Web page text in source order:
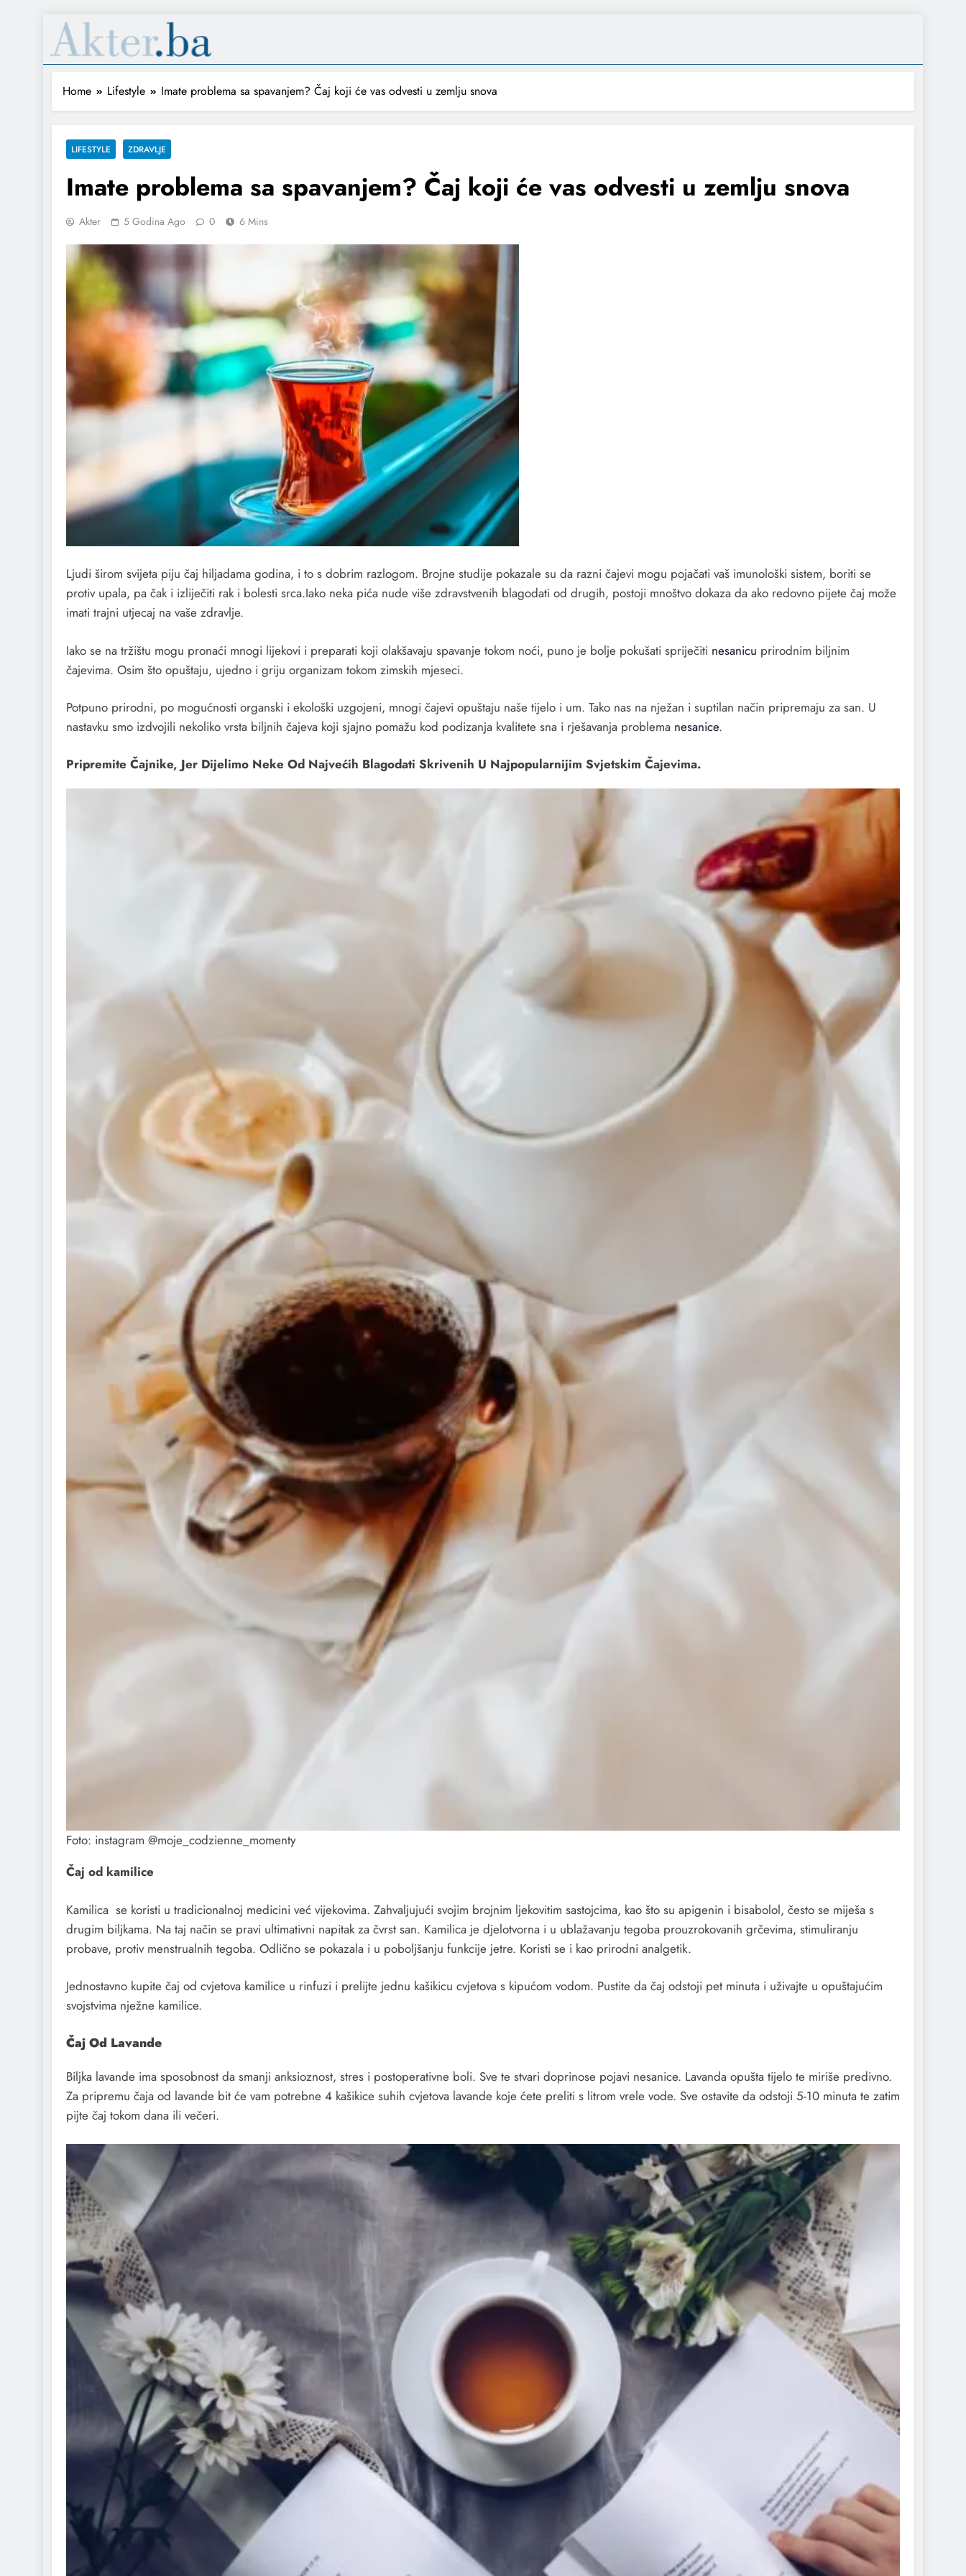
Home Lifestyle Imate problema sa spavanjem? Čaj koji će vas odvesti u zemlju snova
LIFESTYLE ZDRAVLJE
Imate problema sa spavanjem? Čaj koji će vas odvesti u zemlju snova
Akter 5 Godina Ago 0 6 Mins
Ljudi širom svijeta piju čaj hiljadama godina, i to s dobrim razlogom. Brojne studije pokazale su da razni čajevi mogu pojačati vaš imunološki sistem, boriti se
protiv upala, pa čak i izliječiti rak i bolesti srca.Iako neka pića nude više zdravstvenih blagodati od drugih, postoji mnoštvo dokaza da ako redovno pijete čaj može
imati trajni utjecaj na vaše zdravlje.
Iako se na tržištu mogu pronaći mnogi lijekovi i preparati koji olakšavaju spavanje tokom noći, puno je bolje pokušati spriječiti nesanicu prirodnim biljnim
čajevima. Osim što opuštaju, ujedno i griju organizam tokom zimskih mjeseci.
Potpuno prirodni, po mogućnosti organski i ekološki uzgojeni, mnogi čajevi opuštaju naše tijelo i um. Tako nas na nježan i suptilan način pripremaju za san. U
nastavku smo izdvojili nekoliko vrsta biljnih čajeva koji sjajno pomažu kod podizanja kvalitete sna i rješavanja problema nesanice.
Pripremite Čajnike, Jer Dijelimo Neke Od Najvećih Blagodati Skrivenih U Najpopularnijim Svjetskim Čajevima.
Foto: instagram @moje_codzienne_momenty
Čaj od kamilice
Kamilica se koristi u tradicionalnoj medicini već vijekovima. Zahvaljujući svojim brojnim ljekovitim sastojcima, kao što su apigenin i bisabolol, često se miješa s
drugim biljkama. Na taj način se pravi ultimativni napitak za čvrst san. Kamilica je djelotvorna i u ublažavanju tegoba prouzrokovanih grčevima, stimuliranju
probave, protiv menstrualnih tegoba. Odlično se pokazala i u poboljšanju funkcije jetre. Koristi se i kao prirodni analgetik.
Jednostavno kupite čaj od cvjetova kamilice u rinfuzi i prelijte jednu kašikicu cvjetova s kipućom vodom. Pustite da čaj odstoji pet minuta i uživajte u opuštajućim
svojstvima nježne kamilice.
Čaj Od Lavande
Biljka lavande ima sposobnost da smanji anksioznost, stres i postoperativne boli. Sve te stvari doprinose pojavi nesanice. Lavanda opušta tijelo te miriše predivno.
Za pripremu čaja od lavande bit će vam potrebne 4 kašikice suhih cvjetova lavande koje ćete preliti s litrom vrele vode. Sve ostavite da odstoji 5-10 minuta te zatim
pijte čaj tokom dana ili večeri.